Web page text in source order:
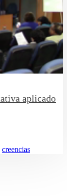
aplicado
creencias